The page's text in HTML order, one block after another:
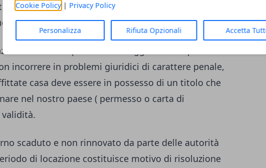
Cookie Policy| Privacy Policy
Personalizza Rifiuta Opzionali Accetta
e condotta sociale, ed ha una durata
essere permanente.
sui diversi permessi di soggiorno che potete
incorrere in problemi giuridici di carattere penale,
casa deve essere in possesso di un titolo che
nel nostro paese ( permesso o carta di
scaduto e non rinnovato da parte delle autorità
di locazione costituisce motivo di risoluzione